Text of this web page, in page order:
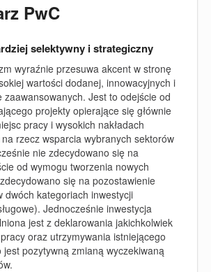
PwC
selektywny i strategiczny
wyraźnie przesuwa akcent w stronę
wartości dodanej, innowacyjnych i
zaawansowanych. Jest to odejście od
projekty opierające się głównie
pracy i wysokich nakładach
rzecz wsparcia wybranych sektorów
nie zdecydowano się na
od wymogu tworzenia nowych
się na pozostawienie
dwóch kategoriach inwestycji
Jednocześnie inwestycja
jest z deklarowania jakichkolwiek
oraz utrzymywania istniejącego
pozytywną zmianą wyczekiwaną